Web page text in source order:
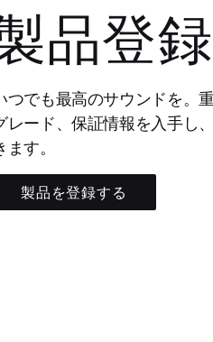
品登録
つでも最高のサウンドを。
レード、保証情報を入手し
ます。
製品を登録する